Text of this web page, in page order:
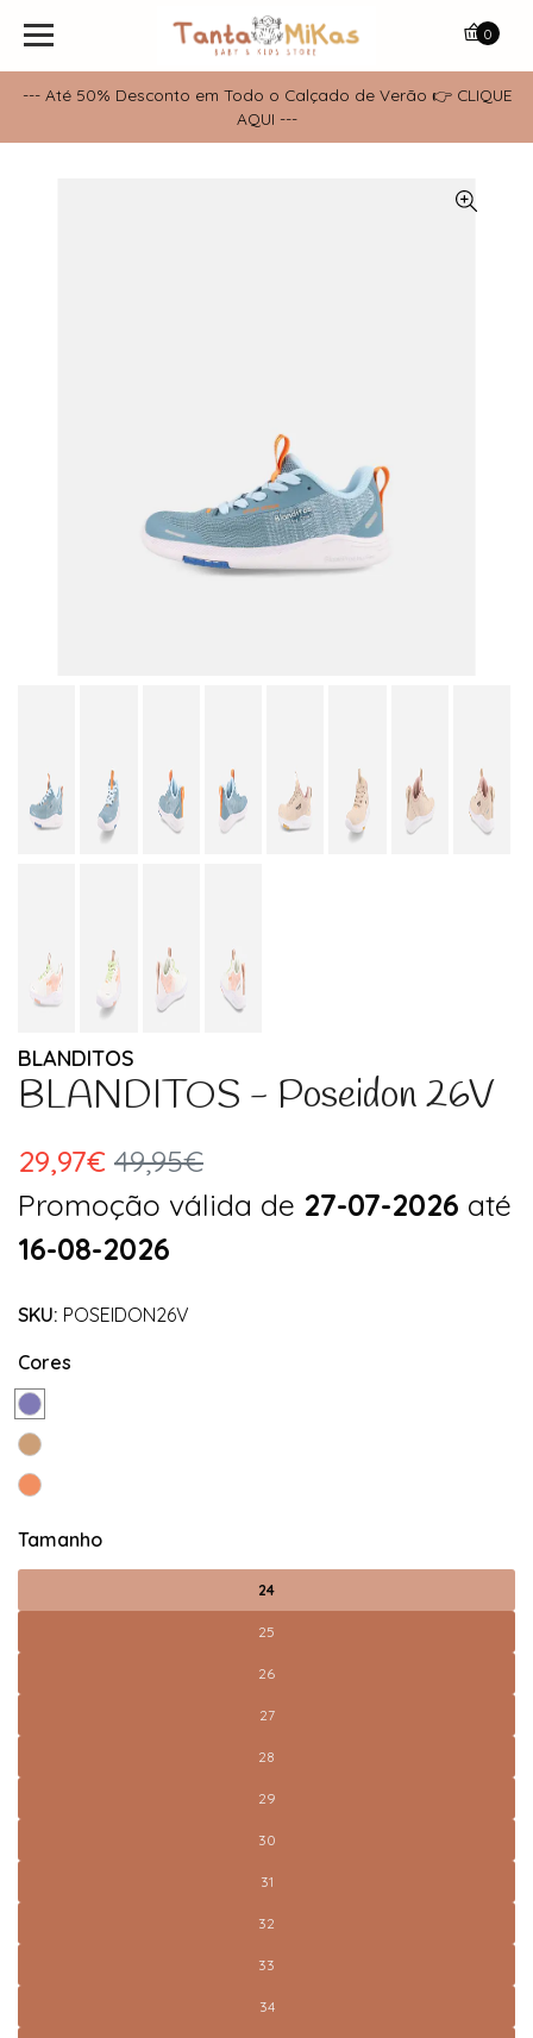
--- Até 50% Desconto em Todo o Calçado de Verão 👉 CLIQUE
AQUI ---
0
BLANDITOS
BLANDITOS - Poseidon 26V
29,97€ 49,95€
Promoção válida de 27-07-2026 até
16-08-2026
SKU: POSEIDON26V
Cores
Tamanho
24
25
26
27
28
29
30
31
32
33
34